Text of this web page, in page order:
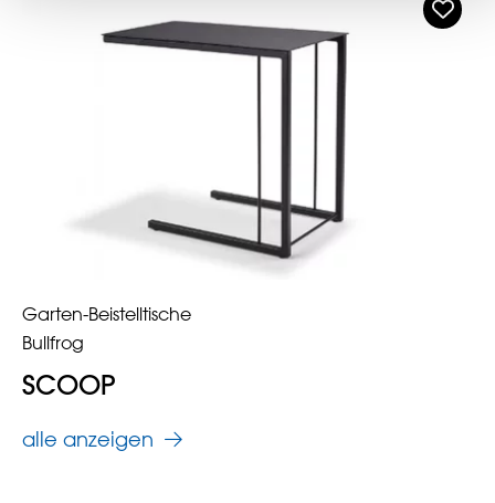
alle anzeigen
Garten-Beistelltische
Bullfrog
SCOOP